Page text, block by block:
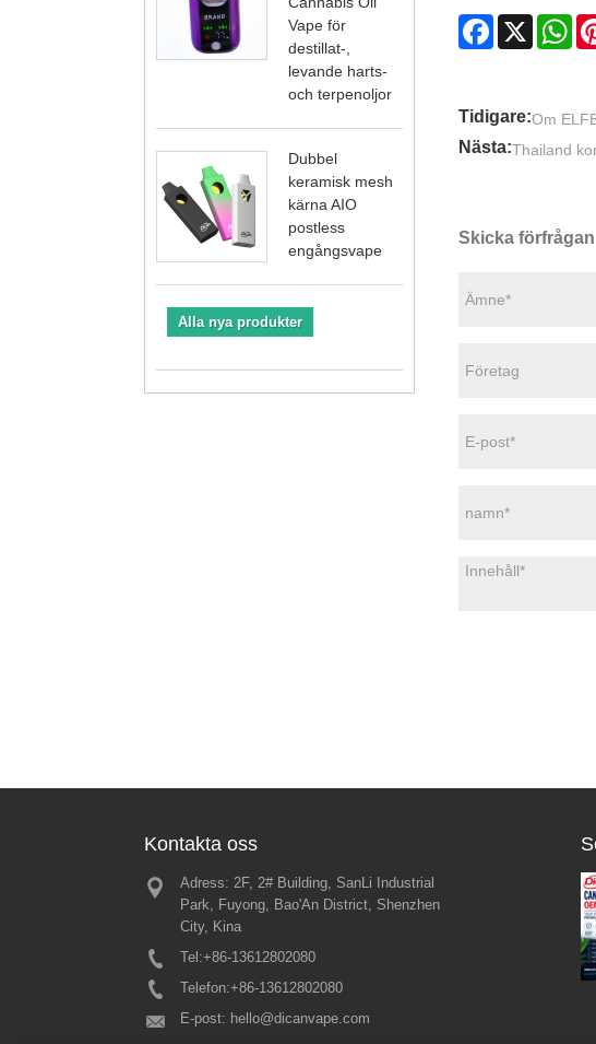
Vape för
destillat-,
levande harts-
och terpenoljor
Dubbel
keramisk mesh
kärna AIO
postless
engångsvape
Alla nya produkter
Facebook
X
Tidigare:Om
Nästa:Thailand
Skicka förfrågan
Kontakta oss
Adress: 2F, 2# Building, SanLi Industrial
Park, Fuyong, Bao'An District, Shenzhen
City, Kina
Tel:+86-13612802080
Telefon:+86-13612802080
E-post: hello@dicanvape.com
Glas Globe Wax Vape Pen |
Dab Pen – ren smak, smart
The Glass Globe Wax Vape Pen | Dab Pen
har en smart vaxförstörare av glasklot med en
hel keramisk värmekärna, som ger ren smak